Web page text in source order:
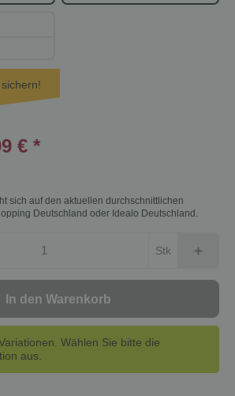
€ *
sich auf den aktuellen durchschnittlichen
Deutschland oder Idealo Deutschland.
Stk
In den Warenkorb
Wählen Sie bitte die
aus.